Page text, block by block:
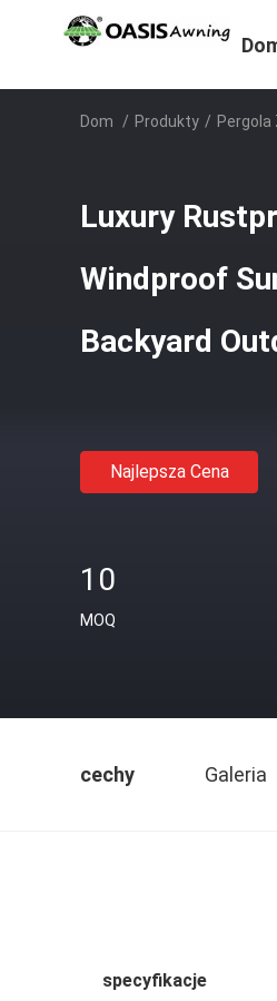
Dom / Produkty / Pergola
Luxury
Windproof
Backyard
Najlepsza Cena
10
MOQ
cechy Galeria
specyfikacje